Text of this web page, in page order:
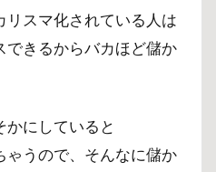
リスマ化されている人は
できるからバカほど儲か
かにしていると
ゃうので、そんなに儲か